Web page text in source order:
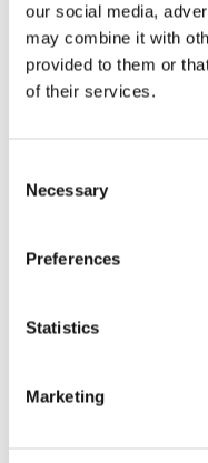
our social media,
may combine it with
provided to them or
of their services.
Selection
Necessary
Preferences
Statistics
Marketing